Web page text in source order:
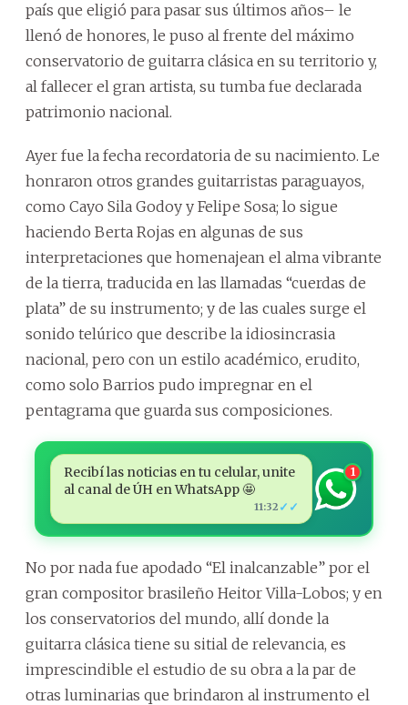
país que eligió para pasar sus últimos años– le
llenó de honores, le puso al frente del máximo
conservatorio de guitarra clásica en su territorio y,
al fallecer el gran artista, su tumba fue declarada
patrimonio nacional.
Ayer fue la fecha recordatoria de su nacimiento. Le
honraron otros grandes guitarristas paraguayos,
como Cayo Sila Godoy y Felipe Sosa; lo sigue
haciendo Berta Rojas en algunas de sus
interpretaciones que homenajean el alma vibrante
de la tierra, traducida en las llamadas “cuerdas de
plata” de su instrumento; y de las cuales surge el
sonido telúrico que describe la idiosincrasia
nacional, pero con un estilo académico, erudito,
como solo Barrios pudo impregnar en el
pentagrama que guarda sus composiciones.
Recibí las noticias en tu celular, unite
al canal de ÚH en WhatsApp 🤩
11:32 ✓✓
1
No por nada fue apodado “El inalcanzable” por el
gran compositor brasileño Heitor Villa-Lobos; y en
los conservatorios del mundo, allí donde la
guitarra clásica tiene su sitial de relevancia, es
imprescindible el estudio de su obra a la par de
otras luminarias que brindaron al instrumento el